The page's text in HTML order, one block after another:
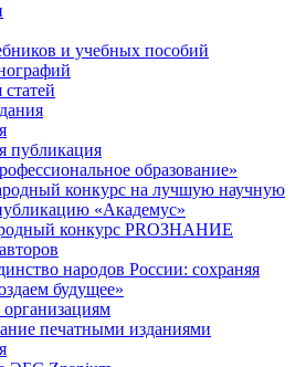
и учебных пособий
публикация
образование»
конкурс на лучшую научную
«Академус»
конкурс PROЗНАНИЕ
народов России: сохраняя
будущее»
печатными изданиями